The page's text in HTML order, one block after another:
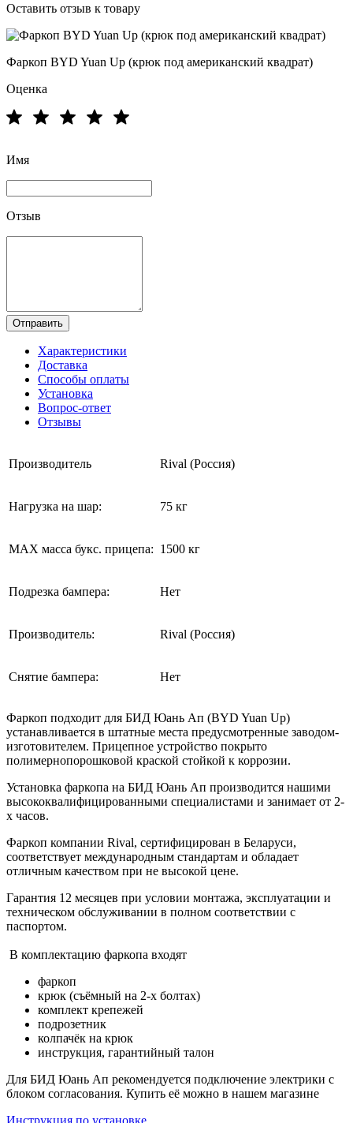
Оставить отзыв к товару
Фаркоп BYD Yuan Up (крюк под американский квадрат)
Оценка
Имя
Отзыв
Отправить
Характеристики
Доставка
Способы оплаты
Установка
Вопрос-ответ
Отзывы
Производитель Rival (Россия)
Нагрузка на шар: 75 кг
MAX масса букс. прицепа: 1500 кг
Подрезка бампера: Нет
Производитель: Rival (Россия)
Снятие бампера: Нет
Фаркоп подходит для БИД Юань Ап (BYD Yuan Up)
устанавливается в штатные места предусмотренные заводом-
изготовителем. Прицепное устройство покрыто
полимернопорошковой краской стойкой к коррозии.
Установка фаркопа на БИД Юань Ап производится нашими
высококвалифицированными специалистами и занимает от 2-
х часов.
Фаркоп компании Rival, сертифицирован в Беларуси,
соответствует международным стандартам и обладает
отличным качеством при не высокой цене.
Гарантия 12 месяцев при условии монтажа, эксплуатации и
техническом обслуживании в полном соответствии с
паспортом.
В комплектацию фаркопа входят
фаркоп
крюк (съёмный на 2-х болтах)
комплект крепежей
подрозетник
колпачёк на крюк
инструкция, гарантийный талон
Для БИД Юань Ап рекомендуется подключение электрики с
блоком согласования. Купить её можно в нашем магазине
Инструкция по установке